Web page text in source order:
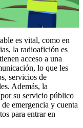
es vital, como en
la radioafición es
acceso a una
lo que les
servicios de
Además, la
su servicio público
emergencia y cuenta
para entrar en